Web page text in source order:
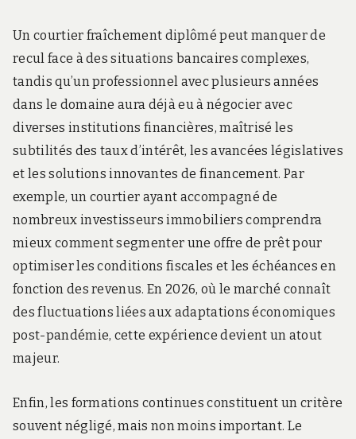
Un courtier fraîchement diplômé peut manquer de
recul face à des situations bancaires complexes,
tandis qu’un professionnel avec plusieurs années
dans le domaine aura déjà eu à négocier avec
diverses institutions financières, maîtrisé les
subtilités des taux d’intérêt, les avancées législatives
et les solutions innovantes de financement. Par
exemple, un courtier ayant accompagné de
nombreux investisseurs immobiliers comprendra
mieux comment segmenter une offre de prêt pour
optimiser les conditions fiscales et les échéances en
fonction des revenus. En 2026, où le marché connaît
des fluctuations liées aux adaptations économiques
post-pandémie, cette expérience devient un atout
majeur.
Enfin, les formations continues constituent un critère
souvent négligé, mais non moins important. Le